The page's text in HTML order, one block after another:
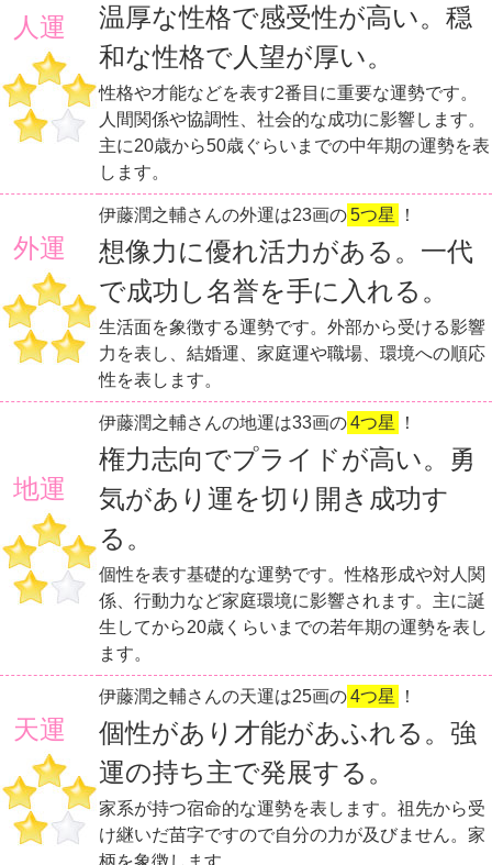
人運
温厚な性格で感受性が高い。穏
和な性格で人望が厚い。
性格や才能などを表す2番目に重要な運勢です。
人間関係や協調性、社会的な成功に影響します。
主に20歳から50歳ぐらいまでの中年期の運勢を表
します。
外運
伊藤潤之輔さんの外運は23画の5つ星 ！
想像力に優れ活力がある。一代
で成功し名誉を手に入れる。
生活面を象徴する運勢です。外部から受ける影響
力を表し、結婚運、家庭運や職場、環境への順応
性を表します。
地運
伊藤潤之輔さんの地運は33画の4つ星 ！
権力志向でプライドが高い。勇
気があり運を切り開き成功す
る。
個性を表す基礎的な運勢です。性格形成や対人関
係、行動力など家庭環境に影響されます。主に誕
生してから20歳くらいまでの若年期の運勢を表し
ます。
天運
伊藤潤之輔さんの天運は25画の4つ星 ！
個性があり才能があふれる。強
運の持ち主で発展する。
家系が持つ宿命的な運勢を表します。祖先から受
け継いだ苗字ですので自分の力が及びません。家
柄を象徴します。